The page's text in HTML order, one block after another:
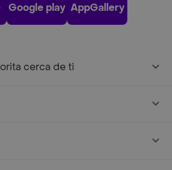
Google play AppGallery
cerca de ti